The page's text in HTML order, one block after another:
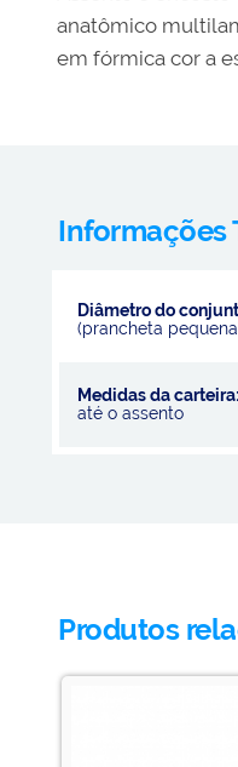
anatômico
em fórmica cor a
Informações
Diâmetro do
(prancheta
Medidas da
até o assento
Produtos